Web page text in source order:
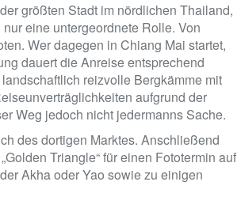
größten Stadt im nördlichen Thailand,
eine untergeordnete Rolle. Von
Wer dagegen in Chiang Mai startet,
dauert die Anreise entsprechend
reizvolle Bergkämme mit
aufgrund der
Weg jedoch nicht jedermanns Sache.
des dortigen Marktes. Anschließend
Triangle“ für einen Fototermin auf
Akha oder Yao sowie zu einigen